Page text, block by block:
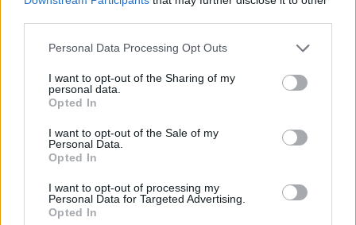
Please note that this website/app uses one or more Google
not limited to your visit or usage behaviour. You may click to
grant or deny consent to Google and its third-party tags to
use your data for below specified purposes in below Google
consent section.
Personal Data Processing Opt Outs
I want to opt-out of the Sharing of my
personal data.
Opted In
I want to opt-out of the Sale of my
Personal Data.
Opted In
I want to opt-out of processing my
Personal Data for Targeted Advertising.
Opted In
előterében, ha vannak olyan helyzeteink, amik gólra
hivatottak, azt meg kell próbálni gólra is váltani.
Próbáljuk az ellenfél kapuját veszélyeztetni tehát
győzelemre szeretném hogy játsszanak
fogalmazott a szakvezető az M1-nek.
Jelenleg 13 mérkőzés óta veretlen a magyar
válogatott. Meddig tarthat ez a remek széria?
Kattints és szavazz!